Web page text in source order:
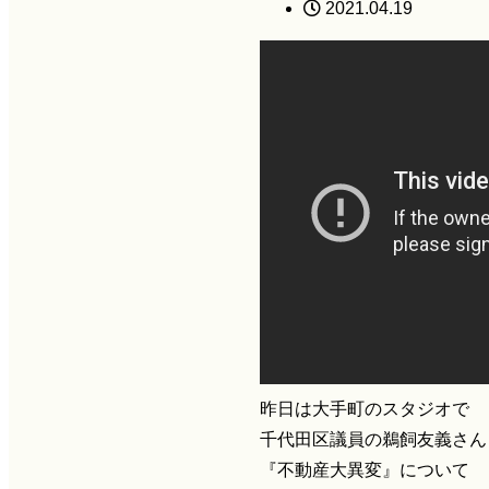
2021.04.19
昨日は大手町のスタジオで
千代田区議員の鵜飼友義さ
『不動産大異変』について